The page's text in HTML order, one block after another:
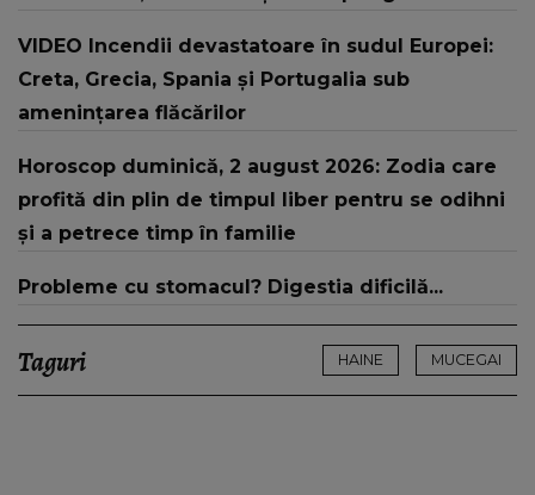
VIDEO Incendii devastatoare în sudul Europei:
Creta, Grecia, Spania și Portugalia sub
amenințarea flăcărilor
Horoscop duminică, 2 august 2026: Zodia care
profită din plin de timpul liber pentru se odihni
și a petrece timp în familie
Probleme cu stomacul? Digestia dificilă...
Taguri HAINE MUCEGAI